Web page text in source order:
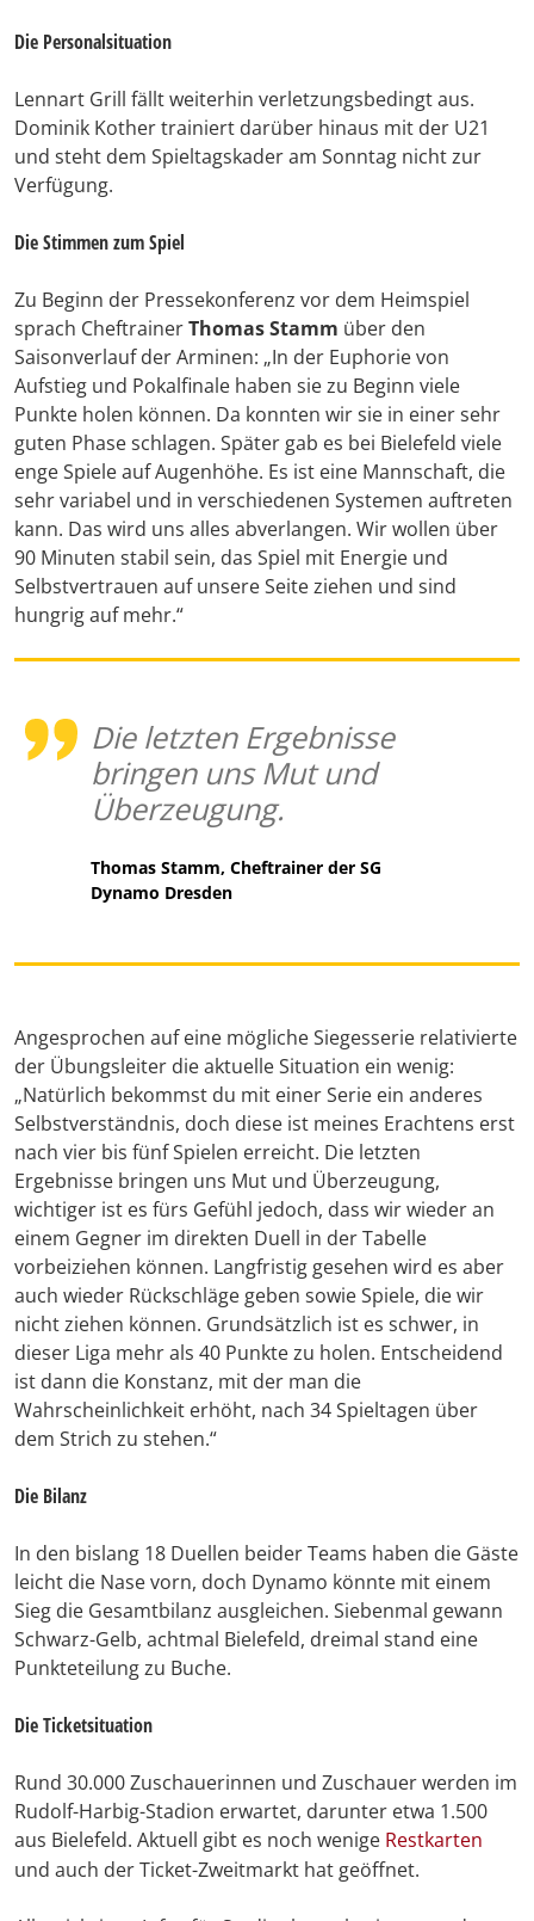
Die Personalsituation
Lennart Grill fällt weiterhin verletzungsbedingt aus.
Dominik Kother trainiert darüber hinaus mit der U21
und steht dem Spieltagskader am Sonntag nicht zur
Verfügung.
Die Stimmen zum Spiel
Zu Beginn der Pressekonferenz vor dem Heimspiel
sprach CheftrainerThomas Stamm über den
Saisonverlauf der Arminen: „In der Euphorie von
Aufstieg und Pokalfinale haben sie zu Beginn viele
Punkte holen können. Da konnten wir sie in einer sehr
guten Phase schlagen. Später gab es bei Bielefeld viele
enge Spiele auf Augenhöhe. Es ist eine Mannschaft, die
sehr variabel und in verschiedenen Systemen auftreten
kann. Das wird uns alles abverlangen. Wir wollen über
90 Minuten stabil sein, das Spiel mit Energie und
Selbstvertrauen auf unsere Seite ziehen und sind
hungrig auf mehr.“
Die letzten Ergebnisse
bringen uns Mut und
Überzeugung.
Thomas Stamm, Cheftrainer der SG
Dynamo Dresden
Angesprochen auf eine mögliche Siegesserie relativierte
der Übungsleiter die aktuelle Situation ein wenig:
„Natürlich bekommst du mit einer Serie ein anderes
Selbstverständnis, doch diese ist meines Erachtens erst
nach vier bis fünf Spielen erreicht. Die letzten
Ergebnisse bringen uns Mut und Überzeugung,
wichtiger ist es fürs Gefühl jedoch, dass wir wieder an
einem Gegner im direkten Duell in der Tabelle
vorbeiziehen können. Langfristig gesehen wird es aber
auch wieder Rückschläge geben sowie Spiele, die wir
nicht ziehen können. Grundsätzlich ist es schwer, in
dieser Liga mehr als 40 Punkte zu holen. Entscheidend
ist dann die Konstanz, mit der man die
Wahrscheinlichkeit erhöht, nach 34 Spieltagen über
dem Strich zu stehen.“
Die Bilanz
In den bislang 18 Duellen beider Teams haben die Gäste
leicht die Nase vorn, doch Dynamo könnte mit einem
Sieg die Gesamtbilanz ausgleichen. Siebenmal gewann
Schwarz-Gelb, achtmal Bielefeld, dreimal stand eine
Punkteteilung zu Buche.
Die Ticketsituation
Rund 30.000 Zuschauerinnen und Zuschauer werden im
Rudolf-Harbig-Stadion erwartet, darunter etwa 1.500
aus Bielefeld. Aktuell gibt es noch wenige Restkarten
und auch der Ticket-Zweitmarkt hat geöffnet.